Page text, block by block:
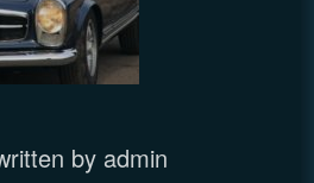
by admin